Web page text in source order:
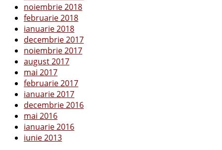
noiembrie 2018
februarie 2018
ianuarie 2018
decembrie 2017
noiembrie 2017
august 2017
mai 2017
februarie 2017
ianuarie 2017
decembrie 2016
mai 2016
ianuarie 2016
iunie 2013